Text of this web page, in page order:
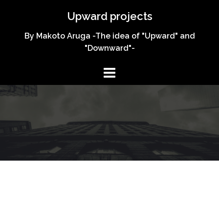
ス
キ
Upward projects
By Makoto Aruga -The idea of "Upward" and
"Downward"-